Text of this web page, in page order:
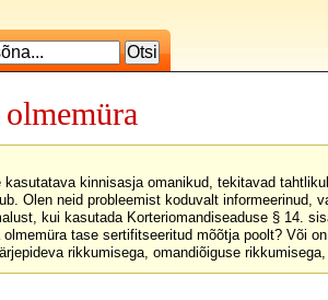
kinnisasja omanikud, tekitavad
Olen neid probleemist koduvalt informeerinud,
kui kasutada Korteriomandiseaduse § 14.
tase sertifitseeritud mõõtja poolt? Või
rikkumisega, omandiõiguse